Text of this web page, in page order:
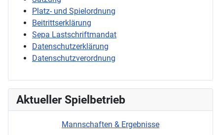
Platz- und Spielordnung
Beitrittserklärung
Sepa Lastschriftmandat
Datenschutzerklärung
Datenschutzverordnung
Aktueller Spielbetrieb
Mannschaften & Ergebnisse